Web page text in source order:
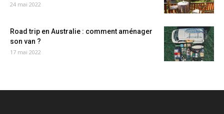
24 mai 2022
Road trip en Australie : comment aménager
son van ?
17 mai 2022